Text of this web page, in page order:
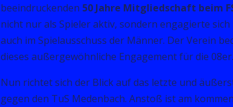
beeindruckenden 50 Jahre Mitgliedschaft beim
nicht nur als Spieler aktiv, sondern engagierte
auch im Spielausschuss der Männer. Der Verein
dieses außergewöhnliche Engagement für die 08er.
Nun richtet sich der Blick auf das letzte und
gegen den TuS Medenbach. Anstoß ist am